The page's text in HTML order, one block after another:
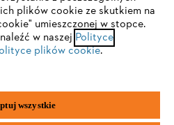
prawne Cookies
w Sadach, 62-080 Tarnowo
jeszcze nie obsługujemy. W
z naszej strony zalecamy
przeglądarek:
Chrome
plików cookie ze skutkiem na
umieszczonej w stopce.
w naszej Polityce
plików cookie.
wszystkie